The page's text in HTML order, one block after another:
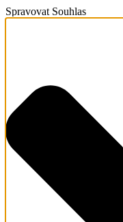
Spravovat Souhlas